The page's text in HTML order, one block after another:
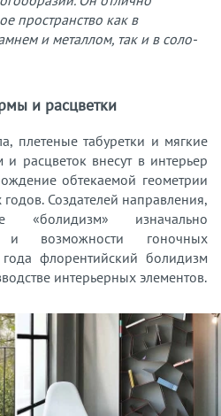
пространство как в
и металлом, так и в соло-
и расцветки
плетеные табуретки и мягкие
расцветок внесут в интерьер
обтекаемой геометрии
Создателей направления,
«болидизм» изначально
возможности гоночных
флорентийский болидизм
интерьерных элементов.